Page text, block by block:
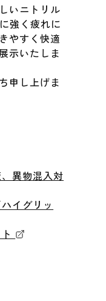
いニトリル
強く疲れに
やすく快適
示いたしま
申し上げま
異物混入対
イグリッ